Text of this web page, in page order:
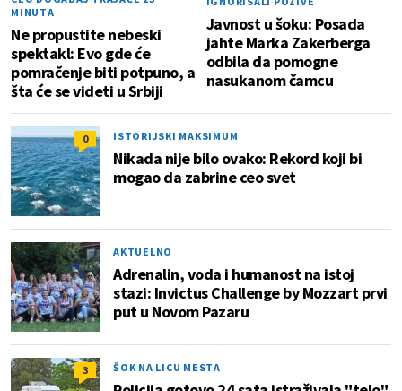
MINUTA
Ne propustite nebeski
spektakl: Evo gde će
pomračenje biti potpuno, a
šta će se videti u Srbiji
Javnost u šoku: Posada
jahte Marka Zakerberga
odbila da pomogne
nasukanom čamcu
0 ISTORIJSKI MAKSIMUM
Nikada nije bilo ovako: Rekord koji bi
mogao da zabrine ceo svet
AKTUELNO
Adrenalin, voda i humanost na istoj
stazi: Invictus Challenge by Mozzart prvi
put u Novom Pazaru
3 ŠOK NA LICU MESTA